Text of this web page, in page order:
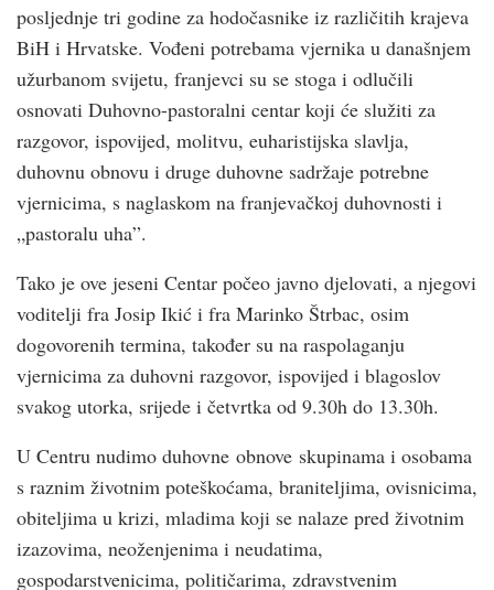
posljednje tri godine za hodočasnike iz različitih krajeva
BiH i Hrvatske. Vođeni potrebama vjernika u današnjem
užurbanom svijetu, franjevci su se stoga i odlučili
osnovati Duhovno-pastoralni centar koji će služiti za
razgovor, ispovijed, molitvu, euharistijska slavlja,
duhovnu obnovu i druge duhovne sadržaje potrebne
vjernicima, s naglaskom na franjevačkoj duhovnosti i
„pastoralu uha”.
Tako je ove jeseni Centar počeo javno djelovati, a njegovi
voditelji fra Josip Ikić i fra Marinko Štrbac, osim
dogovorenih termina, također su na raspolaganju
vjernicima za duhovni razgovor, ispovijed i blagoslov
svakog utorka, srijede i četvrtka od 9.30h do 13.30h.
U Centru nudimo duhovne obnove skupinama i osobama
s raznim životnim poteškoćama, braniteljima, ovisnicima,
obiteljima u krizi, mladima koji se nalaze pred životnim
izazovima, neoženjenima i neudatima,
gospodarstvenicima, političarima, zdravstvenim